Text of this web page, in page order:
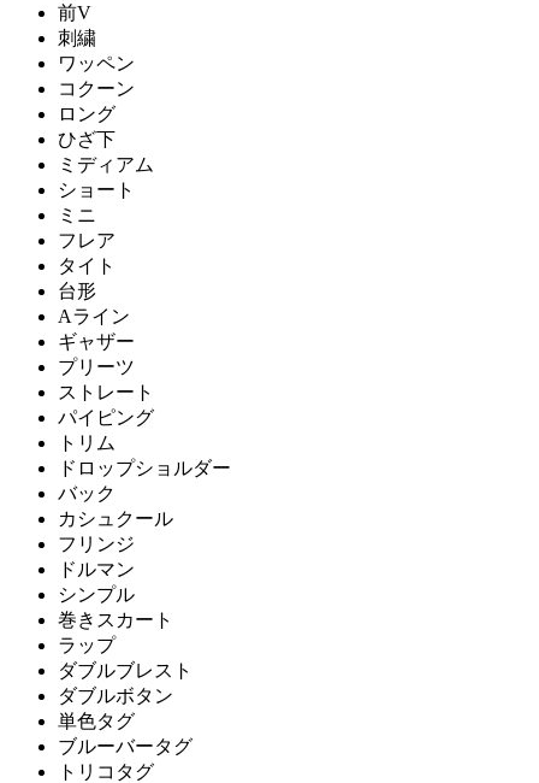
前V
刺繍
ワッペン
コクーン
ロング
ひざ下
ミディアム
ショート
ミニ
フレア
タイト
台形
Aライン
ギャザー
プリーツ
ストレート
パイピング
トリム
ドロップショルダー
バック
カシュクール
フリンジ
ドルマン
シンプル
巻きスカート
ラップ
ダブルブレスト
ダブルボタン
単色タグ
ブルーバータグ
トリコタグ